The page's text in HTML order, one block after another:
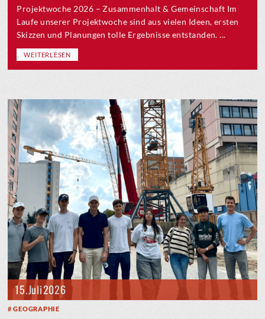
Projektwoche 2026 – Zusammenhalt & Gemeinschaft Im
Laufe unserer Projektwoche sind aus vielen Ideen, ersten
Skizzen und Planungen tolle Ergebnisse entstanden. ...
WEITERLESEN
15. Juli 2026
GEOGRAPHIE